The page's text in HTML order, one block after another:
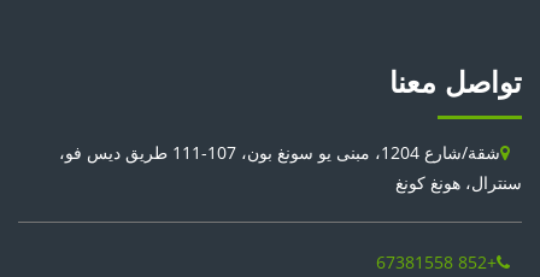
تواصل معنا
شقة/شارع 1204، مبنى يو سونغ بون، 107-111 طريق ديس فو،
سنترال، هونغ كونغ
+852 67381558